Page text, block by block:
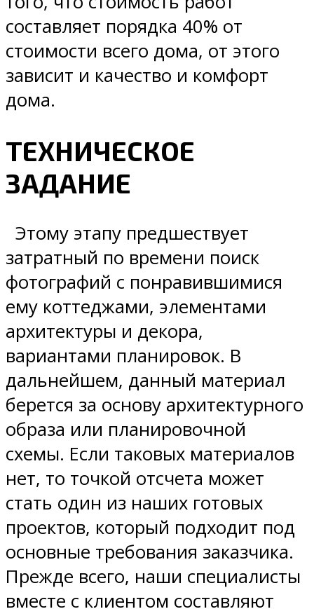
составляет порядка 40% от
стоимости всего дома, от этого
зависит и качество и комфорт
дома.
ТЕХНИЧЕСКОЕ
ЗАДАНИЕ
Этому этапу предшествует
затратный по времени поиск
фотографий с понравившимися
ему коттеджами, элементами
архитектуры и декора,
вариантами планировок. В
дальнейшем, данный материал
берется за основу архитектурного
образа или планировочной
схемы. Если таковых материалов
нет, то точкой отсчета может
стать один из наших готовых
проектов, который подходит под
основные требования заказчика.
Прежде всего, наши специалисты
вместе с клиентом составляют